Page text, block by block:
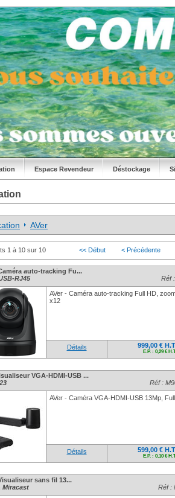
Espace Revendeur Déstockage
AVer
1 à 10 sur 10 << Début < Précédente
auto-tracking Fu...
RJ45
Réf
AVer - Caméra auto-tracking Full HD,
x12
Détails 999,00 €
E.P. : 0,29 €
VGA-HDMI-USB ...
Réf :
AVer - Caméra VGA-HDMI-USB 13Mp,
Détails 599,00 €
E.P. : 0,10 €
sans fil 13...
Miracast
Réf :